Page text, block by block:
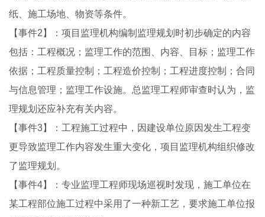
纸、施工场地、物资等条件。
【事件2】：项目监理机构编制监理规划时初步确定的内容
包括：工程概况；监理工作的范围、内容、目标；监理工作
依据；工程质量控制；工程造价控制；工程进度控制；合同
与信息管理；监理工作设施。总监理工程师审查时认为，监
理规划还应补充有关内容。
【事件3】：工程施工过程中，因建设单位原因发生工程变
更导致监理工作内容发生重大变化，项目监理机构组织修改
了监理规划。
【事件4】：专业监理工程师现场巡视时发现，施工单位在
某工程部位施工过程中采用了一种新工艺，要求施工单位报